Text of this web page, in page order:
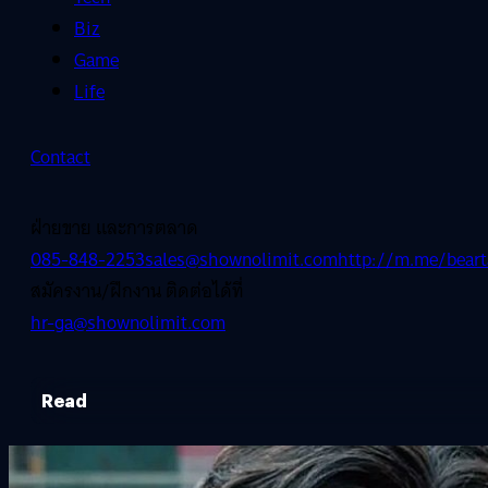
Biz
Game
Life
Contact
ฝ่ายขาย และการตลาด
085-848-2253sales@shownolimit.comhttp://m.me/
สมัครงาน/ฝึกงาน ติดต่อได้ที่
hr-ga@shownolimit.com
Read